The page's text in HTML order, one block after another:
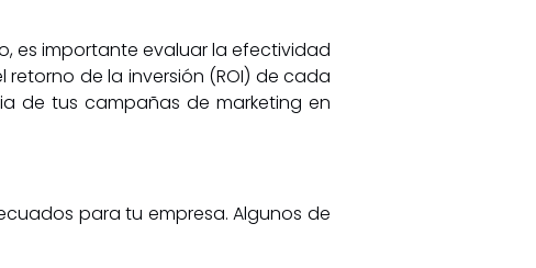
es importante evaluar la efectividad
de la inversión (ROI) de cada
de tus campañas de marketing en
para tu empresa. Algunos de